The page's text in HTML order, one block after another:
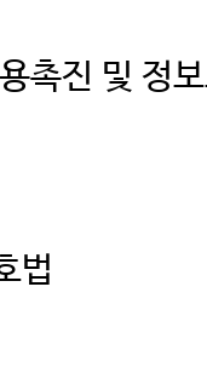
촉진 및 정
법